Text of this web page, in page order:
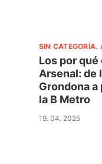
SIN CATEGORÍA.
Los por qué
Arsenal: de
Grondona a
la B Metro
19. 04. 2025